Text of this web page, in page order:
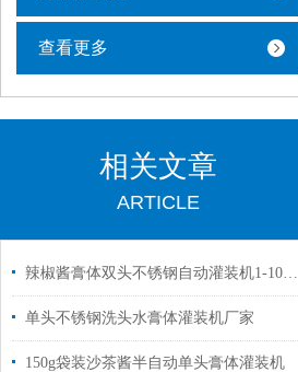
查看更多
相关文章
ARTICLE
辣椒酱膏体双头不锈钢自动灌装机1-1000毫升
单头不锈钢洗头水膏体灌装机厂家
150g袋装沙茶酱半自动单头膏体灌装机